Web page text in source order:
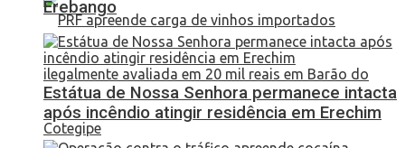
Erebango
Estátua de Nossa Senhora permanece intacta
após incêndio atingir residência em Erechim